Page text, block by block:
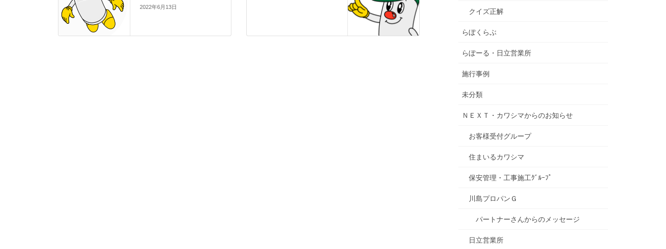
2022年6月13日
クイズ正解
らぽくらぶ
らぽーる・日立営業所
施行事例
未分類
ＮＥＸＴ・カワシマからのお知らせ
お客様受付グループ
住まいるカワシマ
保安管理・工事施工ｸﾞﾙｰﾌﾟ
川島プロパンＧ
パートナーさんからのメッセージ
日立営業所